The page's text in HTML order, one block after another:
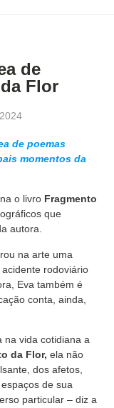
de
Flor
de poemas
momentos da
o livro Fragmento
que
autora.
na arte uma
rodoviário
Eva também é
conta, ainda,
na vida cotidiana a
da Flor, ela não
dos afetos,
de sua
particular – diz a